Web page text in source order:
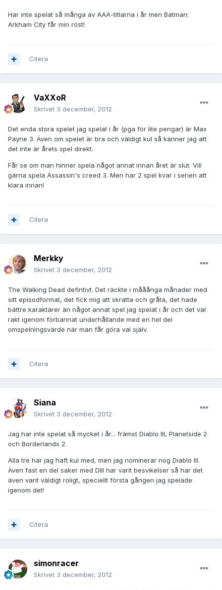
Har inte spelat så många av AAA-titlarna i år men Batman:
Arkham City får min röst!
Citera
VaXXoR
Skrivet 3 december, 2012
Det enda stora spelet jag spelat i år (pga för lite pengar) är Max
Payne 3. Även om spelet är bra och väldigt kul så känner jag att
det inte är årets spel direkt.
Får se om man hinner spela något annat innan året är slut. Vill
gärna spela Assassin's creed 3. Men har 2 spel kvar i serien att
klara innan!
Citera
Merkky
Skrivet 3 december, 2012
The Walking Dead defintivt. Det räckte i mååånga månader med
sitt episodformat, det fick mig att skratta och gråta, det hade
bättre karaktärer än något annat spel jag spelat i år och det var
rakt igenom förbannat underhållande med en hel del
omspelningsvärde när man får göra val själv.
Citera
Siana
Skrivet 3 december, 2012
Jag har inte spelat så mycket i år... främst Diablo III, Planetside 2
och Borderlands 2.
Alla tre har jag haft kul med, men jag nominerar nog Diablo III.
Även fast en del saker med DIII har varit besvikelser så har det
även varit väldigt roligt, speciellt första gången jag spelade
igenom det!
Citera
simonracer
Skrivet 3 december, 2012